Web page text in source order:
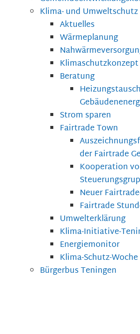
Klima- und Umweltschutz
Aktuelles
Wärmeplanung
Klimaschutzkonzept
Beratung
Strom sparen
Fairtrade Town
der Fairtrade
Kooperation
Neuer
Fairtrade
Umwelterklärung
Klima-Initiative-
Energiemonitor
Klima-Schutz-Woche
Bürgerbus Teningen